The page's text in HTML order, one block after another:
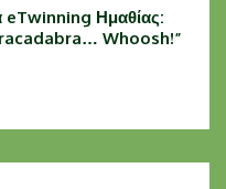
eTwinning Ημαθίας:
Whoosh!”